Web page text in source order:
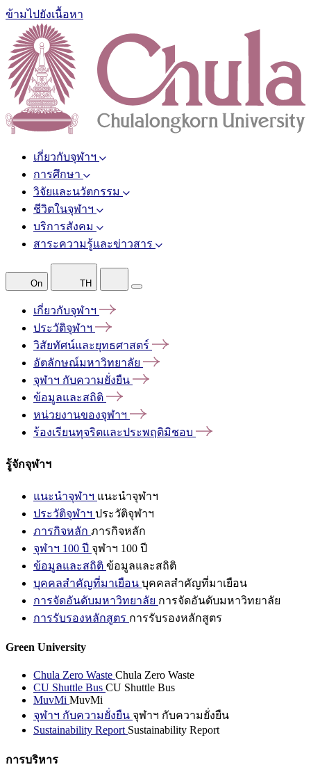
ข้ามไปยังเนื้อหา
เกี่ยวกับจุฬาฯ
การศึกษา
วิจัยและนวัตกรรม
ชีวิตในจุฬาฯ
บริการสังคม
สาระความรู้และข่าวสาร
On TH
เกี่ยวกับจุฬาฯ
ประวัติจุฬาฯ
วิสัยทัศน์และยุทธศาสตร์
อัตลักษณ์มหาวิทยาลัย
จุฬาฯ กับความยั่งยืน
ข้อมูลและสถิติ
หน่วยงานของจุฬาฯ
ร้องเรียนทุจริตและประพฤติมิชอบ
รู้จักจุฬาฯ
แนะนำจุฬาฯ แนะนำจุฬาฯ
ประวัติจุฬาฯ ประวัติจุฬาฯ
ภารกิจหลัก ภารกิจหลัก
จุฬาฯ 100 ปี จุฬาฯ 100 ปี
ข้อมูลและสถิติ ข้อมูลและสถิติ
บุคคลสำคัญที่มาเยือน บุคคลสำคัญที่มาเยือน
การจัดอันดับมหาวิทยาลัย การจัดอันดับมหาวิทยาลัย
การรับรองหลักสูตร การรับรองหลักสูตร
Green University
Chula Zero Waste Chula Zero Waste
CU Shuttle Bus CU Shuttle Bus
MuvMi MuvMi
จุฬาฯ กับความยั่งยืน จุฬาฯ กับความยั่งยืน
Sustainability Report Sustainability Report
การบริหาร